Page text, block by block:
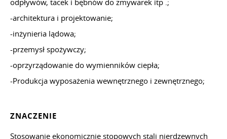
odpływów, tacek i bębnów do zmywarek itp .;
-architektura i projektowanie;
-inżynieria lądowa;
-przemysł spożywczy;
-oprzyrządowanie do wymienników ciepła;
-Produkcja wyposażenia wewnętrznego i zewnętrznego;
ZNACZENIE
Stosowanie ekonomicznie stopowych stali nierdzewnych